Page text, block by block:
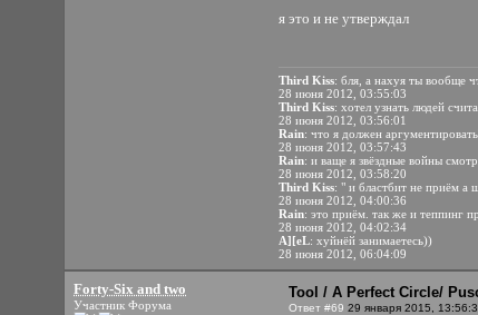
я это и не утверждал
Third Kiss: бля, а нахуя ты вообще
28 июня 2012, 03:55:03
Third Kiss: хотел узнать людей
28 июня 2012, 03:56:01
Rain: что я должен
28 июня 2012, 03:57:43
Rain: и ваще я звёздные войны
28 июня 2012, 03:58:20
Third Kiss: " и бластбит не приём а
28 июня 2012, 04:00:36
Rain: это приём. так же и теппинг
28 июня 2012, 04:02:34
A][eL: хуйнёй занимаетесь))
28 июня 2012, 06:04:09
Forty-Six and two
Участник Форума
Tool / A Perfect Circle/
Ответ #69 29 января 2015,